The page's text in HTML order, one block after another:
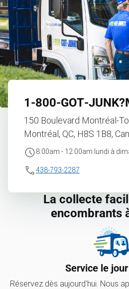
1‑800‑GOT‑JUNK?
150 Boulevard Montréal-
Montréal, QC, H8S 1B8,
8:00am - 12:00am lundi à
438-793-2287
La collecte
encombrants
Service le
Réservez dès aujourd'hui. Nous